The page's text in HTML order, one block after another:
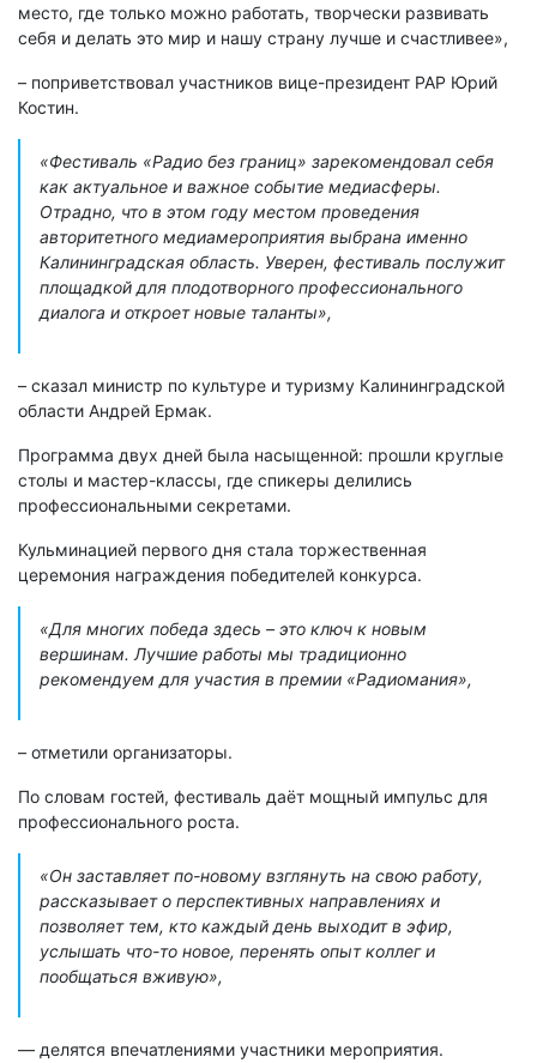
место, где только можно работать, творчески развивать
себя и делать это мир и нашу страну лучше и счастливее»,
– поприветствовал участников вице-президент РАР Юрий
Костин.
«Фестиваль «Радио без границ» зарекомендовал себя
как актуальное и важное событие медиасферы.
Отрадно, что в этом году местом проведения
авторитетного медиамероприятия выбрана именно
Калининградская область. Уверен, фестиваль послужит
площадкой для плодотворного профессионального
диалога и откроет новые таланты»,
– сказал министр по культуре и туризму Калининградской
области Андрей Ермак.
Программа двух дней была насыщенной: прошли круглые
столы и мастер-классы, где спикеры делились
профессиональными секретами.
Кульминацией первого дня стала торжественная
церемония награждения победителей конкурса.
«Для многих победа здесь – это ключ к новым
вершинам. Лучшие работы мы традиционно
рекомендуем для участия в премии «Радиомания»,
– отметили организаторы.
По словам гостей, фестиваль даёт мощный импульс для
профессионального роста.
«Он заставляет по-новому взглянуть на свою работу,
рассказывает о перспективных направлениях и
позволяет тем, кто каждый день выходит в эфир,
услышать что-то новое, перенять опыт коллег и
пообщаться вживую»,
— делятся впечатлениями участники мероприятия.